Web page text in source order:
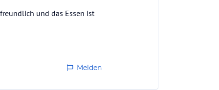
und das Essen ist
Melden